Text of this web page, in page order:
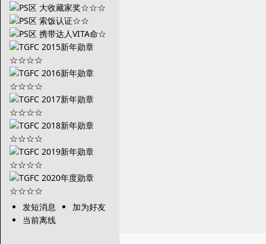
发短消息
加为好友
当前离线